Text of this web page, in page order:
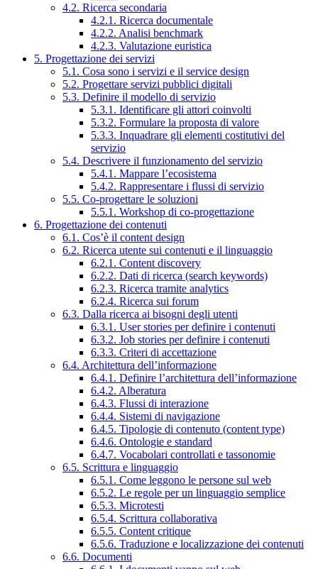
4.2. Ricerca secondaria
4.2.1. Ricerca documentale
4.2.2. Analisi benchmark
4.2.3. Valutazione euristica
5. Progettazione dei servizi
5.1. Cosa sono i servizi e il service design
5.2. Progettare servizi pubblici digitali
5.3. Definire il modello di servizio
5.3.1. Identificare gli attori coinvolti
5.3.2. Formulare la proposta di valore
5.3.3. Inquadrare gli elementi costitutivi del
servizio
5.4. Descrivere il funzionamento del servizio
5.4.1. Mappare l’ecosistema
5.4.2. Rappresentare i flussi di servizio
5.5. Co-progettare le soluzioni
5.5.1. Workshop di co-progettazione
6. Progettazione dei contenuti
6.1. Cos’è il content design
6.2. Ricerca utente sui contenuti e il linguaggio
6.2.1. Content discovery
6.2.2. Dati di ricerca (search keywords)
6.2.3. Ricerca tramite analytics
6.2.4. Ricerca sui forum
6.3. Dalla ricerca ai bisogni degli utenti
6.3.1. User stories per definire i contenuti
6.3.2. Job stories per definire i contenuti
6.3.3. Criteri di accettazione
6.4. Architettura dell’informazione
6.4.1. Definire l’architettura dell’informazione
6.4.2. Alberatura
6.4.3. Flussi di interazione
6.4.4. Sistemi di navigazione
6.4.5. Tipologie di contenuto (content type)
6.4.6. Ontologie e standard
6.4.7. Vocabolari controllati e tassonomie
6.5. Scrittura e linguaggio
6.5.1. Come leggono le persone sul web
6.5.2. Le regole per un linguaggio semplice
6.5.3. Microtesti
6.5.4. Scrittura collaborativa
6.5.5. Content critique
6.5.6. Traduzione e localizzazione dei contenuti
6.6. Documenti